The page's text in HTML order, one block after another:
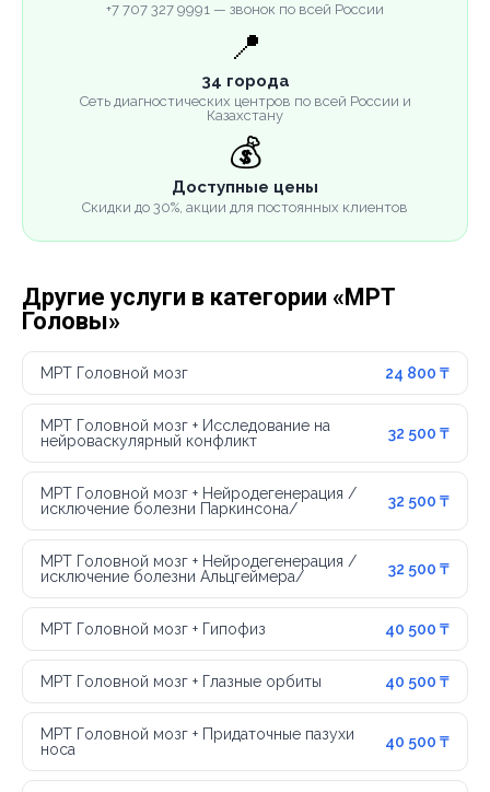
+7 707 327 9991 — звонок по всей России
📍
34 города
Сеть диагностических центров по всей России и
Казахстану
💰
Доступные цены
Скидки до 30%, акции для постоянных клиентов
Другие услуги в категории «МРТ
Головы»
МРТ Головной мозг 24 800 ₸
МРТ Головной мозг + Исследование на
нейроваскулярный конфликт
32 500 ₸
МРТ Головной мозг + Нейродегенерация /
исключение болезни Паркинсона/
32 500 ₸
МРТ Головной мозг + Нейродегенерация /
исключение болезни Альцгеймера/
32 500 ₸
МРТ Головной мозг + Гипофиз 40 500 ₸
МРТ Головной мозг + Глазные орбиты 40 500 ₸
МРТ Головной мозг + Придаточные пазухи
носа
40 500 ₸